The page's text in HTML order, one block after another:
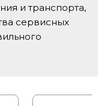
и транспорта,
сервисных